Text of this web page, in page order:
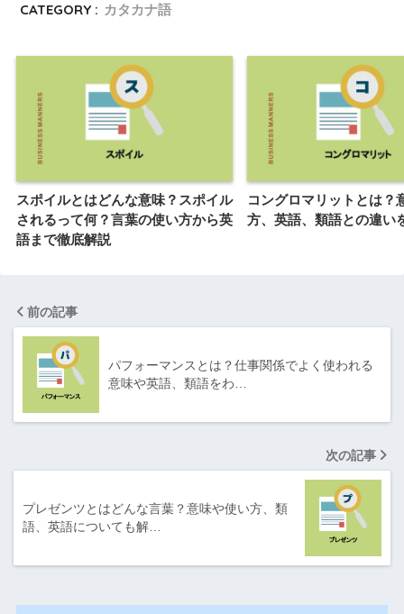
CATEGORY : カタカナ語
スポイルとはどんな意味？スポイル
されるって何？言葉の使い方から英
語まで徹底解説
コングロマリットとは？
方、英語、類語との違い
前の記事
パフォーマンスとは？仕事関係でよく使われる
意味や英語、類語をわ…
次の記事
プレゼンツとはどんな言葉？意味や使い方、類
語、英語についても解…